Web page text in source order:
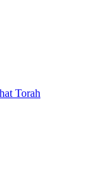
Torah